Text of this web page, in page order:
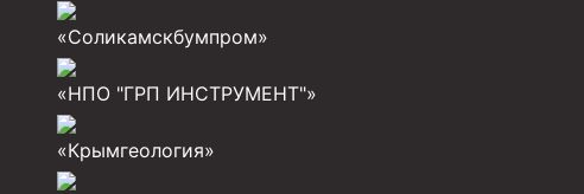
Технологическая оснастка обсадных колонн
Краны шаровые КШЗ
Головки цементировочные универсальные
«Соликамскбумпром»
«НПО "ГРП ИНСТРУМЕНТ"»
«Крымгеология»